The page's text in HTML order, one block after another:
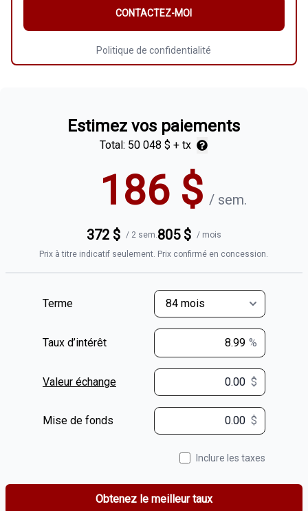
CONTACTEZ-MOI
Politique de confidentialité
Estimez vos paiements
Total: 50 048 $ + tx
186 $ / sem.
372$ / 2 sem.805$ / mois
Prix à titre indicatif seulement. Prix confirmé en concession.
Terme
Taux d’intérêt %
Valeur échange $ $
Mise de fonds $
Inclure les taxes
Obtenez le meilleur taux